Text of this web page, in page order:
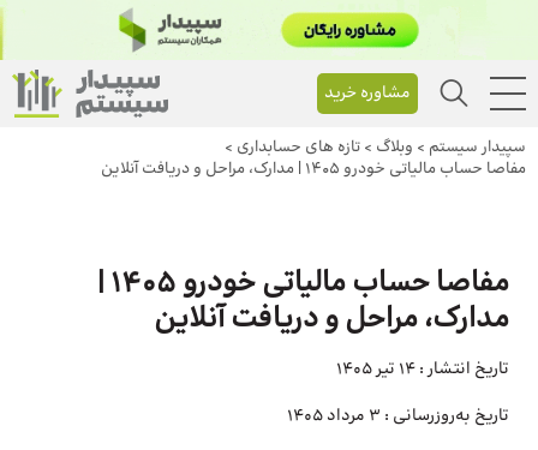
مشاوره خرید
سپیدار سیستم > وبلاگ > تازه های حسابداری >
مفاصا حساب مالیاتی خودرو 1405 | مدارک، مراحل و دریافت آنلاین
مفاصا حساب مالیاتی خودرو 1405 |
مدارک، مراحل و دریافت آنلاین
تاریخ انتشار : 14 تیر 1405
تاریخ به‌روزرسانی : 3 مرداد 1405